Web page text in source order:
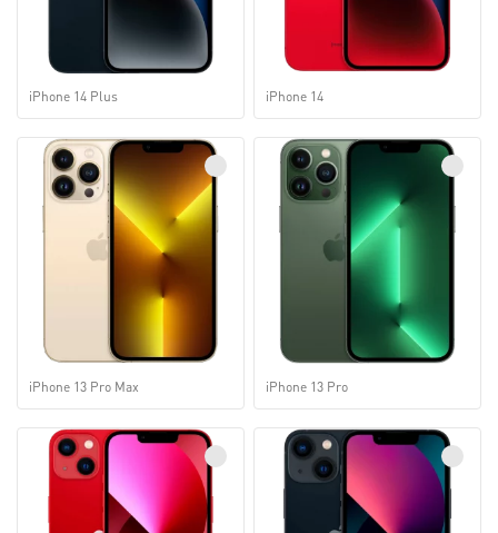
iPhone 14 Plus iPhone 14
iPhone 13 Pro Max iPhone 13 Pro